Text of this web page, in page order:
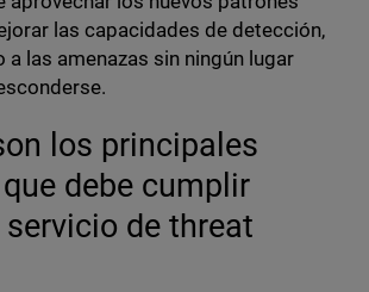
las capacidades de detección,
a las amenazas sin ningún lugar
los principales
debe cumplir
de threat